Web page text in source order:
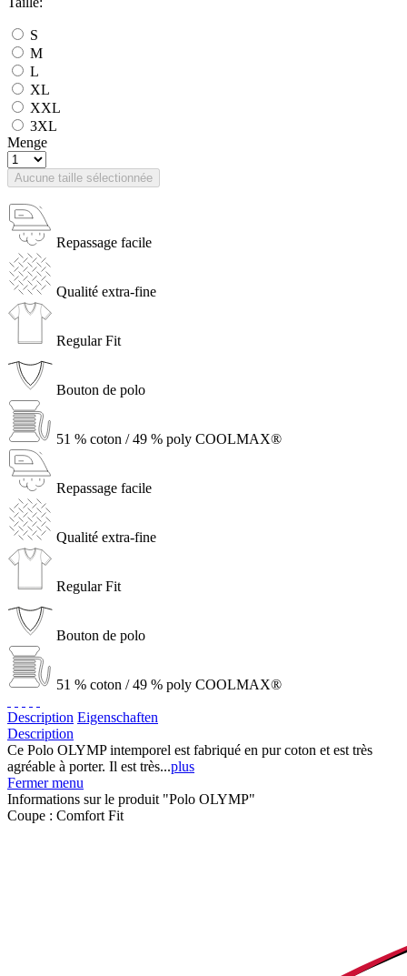
S
M
L
XL
XXL
3XL
Menge
Aucune taille sélectionnée
Repassage facile
Qualité extra-fine
Regular Fit
Bouton de polo
51 % coton / 49 % poly COOLMAX®
Repassage facile
Qualité extra-fine
Regular Fit
Bouton de polo
51 % coton / 49 % poly COOLMAX®
Description Eigenschaften
Description
Ce Polo OLYMP intemporel est fabriqué en pur coton et est très
agréable à porter. Il est très...plus
Fermer menu
Informations sur le produit "Polo OLYMP"
Coupe : Comfort Fit